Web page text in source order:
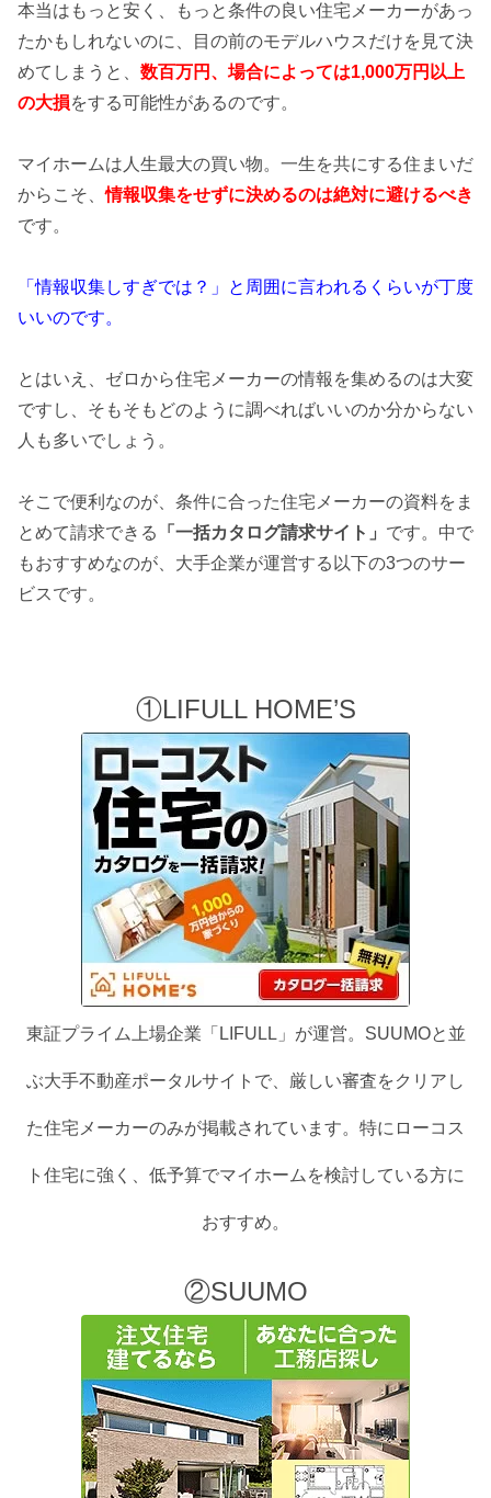
本当はもっと安く、もっと条件の良い住宅メーカーがあっ
たかもしれないのに、目の前のモデルハウスだけを見て決
めてしまうと、 数百万円、場合によっては1,000万円以上
の大損をする可能性があるのです。
マイホームは人生最大の買い物。一生を共にする住まいだ
からこそ、情報収集をせずに決めるのは絶対に避けるべき
です。
「情報収集しすぎでは？」と周囲に言われるくらいが丁度
いいのです。
とはいえ、ゼロから住宅メーカーの情報を集めるのは大変
ですし、そもそもどのように調べればいいのか分からない
人も多いでしょう。
そこで便利なのが、条件に合った住宅メーカーの資料をま
とめて請求できる
「一括カタログ請求サイト」 です。中で
もおすすめなのが、大手企業が運営する以下の3つのサー
ビスです。
①LIFULL HOME’S
東証プライム上場企業「LIFULL」が運営。SUUMOと並
ぶ大手不動産ポータルサイトで、厳しい審査をクリアし
た住宅メーカーのみが掲載されています。特にローコス
ト住宅に強く、低予算でマイホームを検討している方に
おすすめ。
②SUUMO